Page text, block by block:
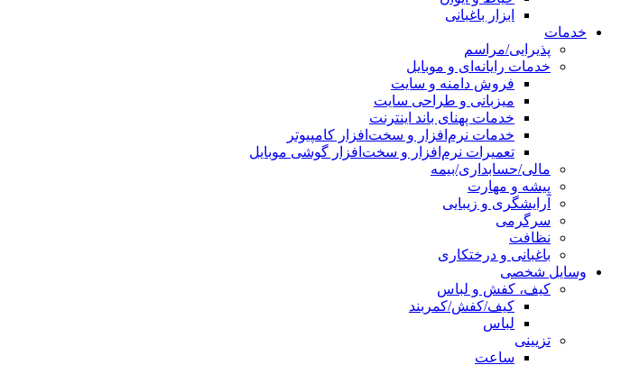
ابزار باغبانی
خدمات
پذیرایی/مراسم
خدمات رایانه‌ای و موبایل
فروش دامنه و سایت
میزبانی و طراحی سایت
خدمات پهنای باند اینترنت
خدمات نرم‌افزار و سخت‌افزار کامپیوتر
تعمیرات نرم‌افزار و سخت‌افزار گوشی موبایل
مالی/حسابداری/بیمه
پیشه و مهارت
آرایشگری و زیبایی
سرگرمی
نظافت
باغبانی و درختکاری
وسایل شخصی
کیف، کفش و لباس
کیف/کفش/کمربند
لباس
تزیینی
ساعت